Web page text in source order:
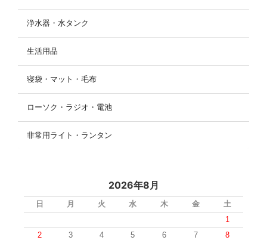
浄水器・水タンク
生活用品
寝袋・マット・毛布
ローソク・ラジオ・電池
非常用ライト・ランタン
2026年8月
日 月 火 水 木 金
土
1
2
3 4 5 6 7
8